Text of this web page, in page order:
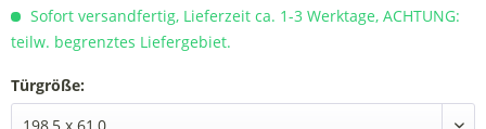
Sofort versandfertig, Lieferzeit ca. 1-3 Werktage, ACHTUNG:
teilw. begrenztes Liefergebiet.
Türgröße: